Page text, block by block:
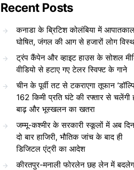
Recent Posts
कनाडा के ब्रिटिश कोलंबिया में
घोषित, जंगल की आग से हजारों लोग
ट्रंप कैंपेन और व्हाइट हाउस के सोशल
वीडियो से हटाए गए टेलर स्विफ्ट के गाने
चीन के पूर्वी तट से टकराएगा तूफान
162 किमी प्रति घंटे की रफ्तार से चलेंगी
बाढ़ और भूस्खलन का खतरा
जम्मू-कश्मीर के सरकारी स्कूलों में अब
दो बार हाजिरी, भौतिक जांच के बाद ही
डिजिटल एंट्री का आदेश
कीरतपुर-मनाली फोरलेन छह लेन में